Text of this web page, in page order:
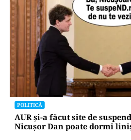
POLITICĂ
AUR și-a făcut site de
Nicușor Dan poate dormi